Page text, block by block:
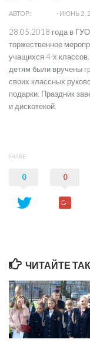
АВТОР: · ИЮНЬ 2,
28.05.2018 года в
торжественное
учащихся 4-х
детям были вручены
своих классных
подарки. Праздник
и дискотекой.
SHARE
0 0
ЧИТАЙТЕ